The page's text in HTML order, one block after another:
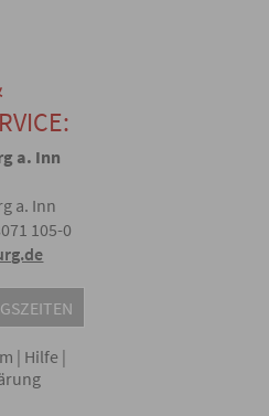
a. Inn
a. Inn
105-0
| Hilfe |